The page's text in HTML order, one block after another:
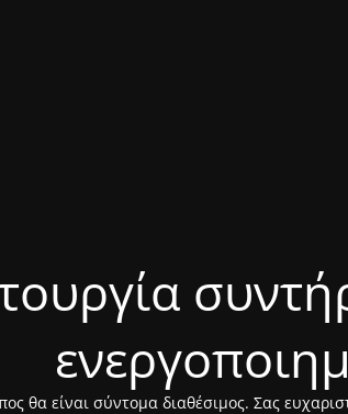
θα είναι σύντομα διαθέσιμος. Σας